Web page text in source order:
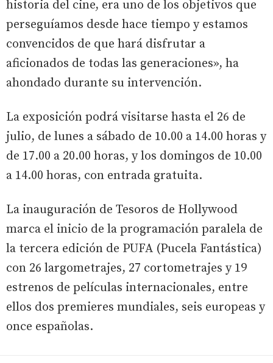
historia del cine, era uno de los objetivos que
perseguíamos desde hace tiempo y estamos
convencidos de que hará disfrutar a
aficionados de todas las generaciones», ha
ahondado durante su intervención.
La exposición podrá visitarse hasta el 26 de
julio, de lunes a sábado de 10.00 a 14.00 horas y
de 17.00 a 20.00 horas, y los domingos de 10.00
a 14.00 horas, con entrada gratuita.
La inauguración de Tesoros de Hollywood
marca el inicio de la programación paralela de
la tercera edición de PUFA (Pucela Fantástica)
con 26 largometrajes, 27 cortometrajes y 19
estrenos de películas internacionales, entre
ellos dos premieres mundiales, seis europeas y
once españolas.